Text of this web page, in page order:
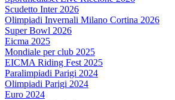
Scudetto Inter 2026
Olimpiadi Invernali Milano Cortina 2026
Super Bowl 2026
Eicma 2025
Mondiale per club 2025
EICMA Riding Fest 2025
Paralimpiadi Parigi 2024
Olimpiadi Parigi 2024
Euro 2024